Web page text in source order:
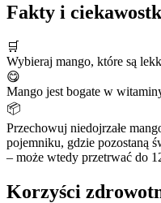
Fakty i
🛒
Wybieraj mango, które są
😋
Mango jest bogate w
📦
Przechowuj niedojrzałe
pojemniku, gdzie pozostaną
– może wtedy przetrwać do
Korzyści